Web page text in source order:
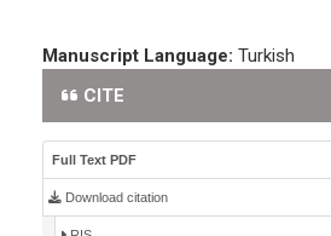
Manuscript Language: Turkish
CITE
Full Text PDF
Download citation